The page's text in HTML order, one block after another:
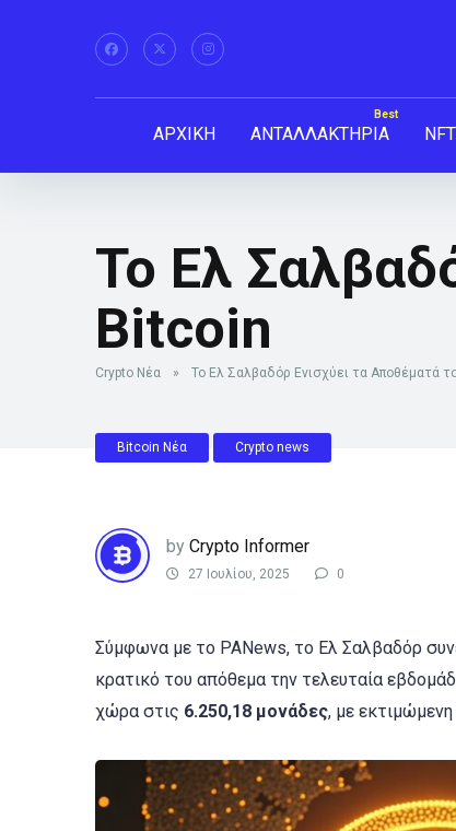
ΑΡΧΙΚΗ ΑΝΤΑΛΛΑΚΤΗΡΙΑ
Το Ελ
Bitcoin
Crypto Νέα » Το Ελ Σαλβαδόρ Ενισχύει τα Αποθέματά
Bitcoin Νέα Crypto news
by Crypto Informer
27 Ιουλίου, 2025 0
Σύμφωνα με το PANews, το Ελ Σαλβαδόρ
κρατικό του απόθεμα την τελευταία
χώρα στις 6.250,18 μονάδες, με εκτιμώμενη